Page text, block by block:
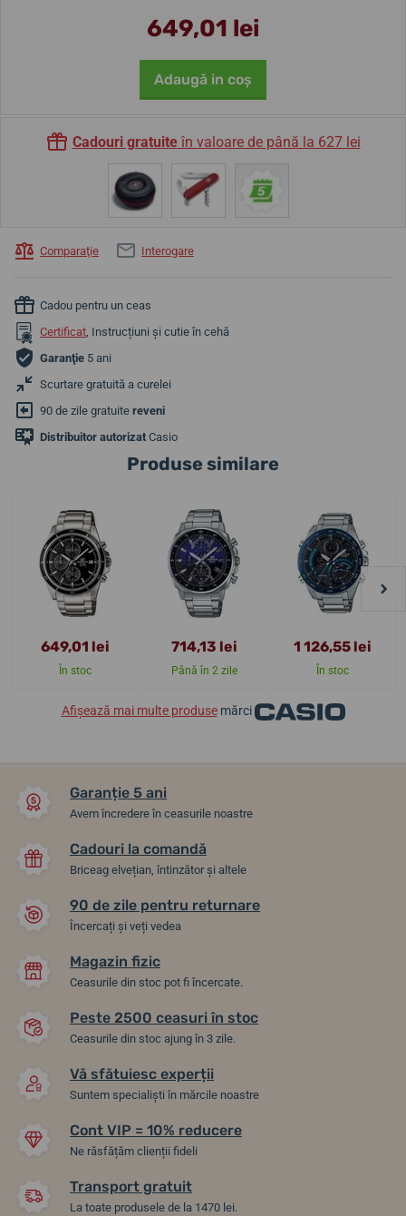
649,01 lei
Adaugă in coş
Cadouri gratuiteîn valoare de până la 627 lei
Comparaţie Interogare
Cadou pentru un ceas
Certificat, Instrucțiuni și cutie în cehă
Garanţie 5 ani
Scurtare gratuită a curelei
90 de zile gratuite reveni
Distribuitor autorizat Casio
Produse similare
649,01 lei
În stoc
714,13 lei
Până în 2 zile
1 126,55 lei
În stoc
Afișează mai multe produsemărci
Garanție 5 ani
Avem încredere în ceasurile noastre
Cadouri la comandă
Briceag elvețian, întinzător și altele
90 de zile pentru returnare
Încercați și veți vedea
Magazin fizic
Ceasurile din stoc pot fi încercate.
Peste 2500 ceasuri în stoc
Ceasurile din stoc ajung în 3 zile.
Vă sfătuiesc experții
Suntem specialiști în mărcile noastre
Cont VIP = 10% reducere
Ne răsfățăm clienții fideli
Transport gratuit
La toate produsele de la 1470 lei.